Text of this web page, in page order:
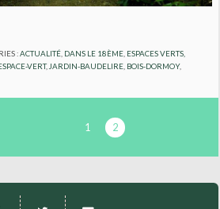
:ACTUALITÉ, DANS LE 18ÈME, ESPACES VERTS,
VERT, JARDIN-BAUDELIRE BOIS-DORMOY,
1 2